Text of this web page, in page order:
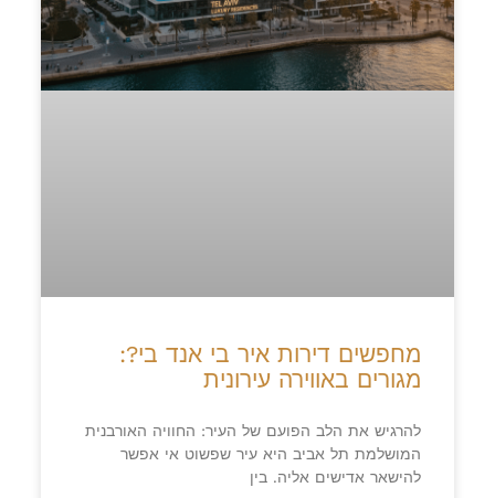
מחפשים דירות איר בי אנד בי?:
מגורים באווירה עירונית
להרגיש את הלב הפועם של העיר: החוויה האורבנית
המושלמת תל אביב היא עיר שפשוט אי אפשר
להישאר אדישים אליה. בין